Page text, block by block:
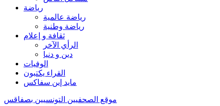
رياضة
رياضة عالمية
رياضة وطنية
ثقافة و إعلام
الرأي الآخر
دين و دنيا
الوفيات
القراء يكتبون
مايد إين سفاكس
موقع الصحفيين التونسيين بصفاقس